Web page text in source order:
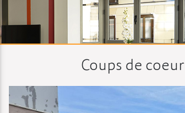
Coups de coeur